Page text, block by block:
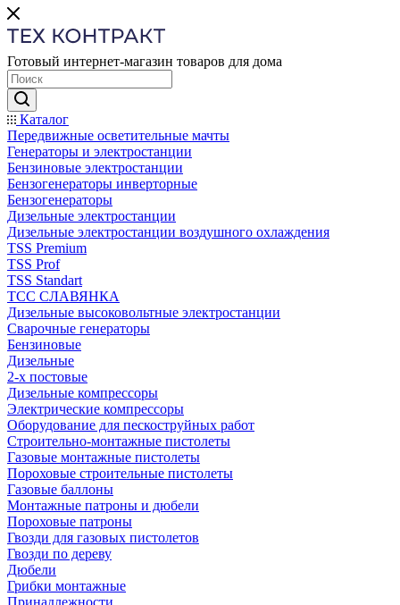
Готовый интернет-магазин товаров для дома
Каталог
Передвижные осветительные мачты
Генераторы и электростанции
Бензиновые электростанции
Бензогенераторы инверторные
Бензогенераторы
Дизельные электростанции
Дизельные электростанции воздушного охлаждения
TSS Premium
TSS Prof
TSS Standart
ТСС СЛАВЯНКА
Дизельные высоковольтные электростанции
Сварочные генераторы
Бензиновые
Дизельные
2-х постовые
Дизельные компрессоры
Электрические компрессоры
Оборудование для пескоструйных работ
Строительно-монтажные пистолеты
Газовые монтажные пистолеты
Пороховые строительные пистолеты
Газовые баллоны
Монтажные патроны и дюбели
Пороховые патроны
Гвозди для газовых пистолетов
Гвозди по дереву
Дюбели
Грибки монтажные
Принадлежности